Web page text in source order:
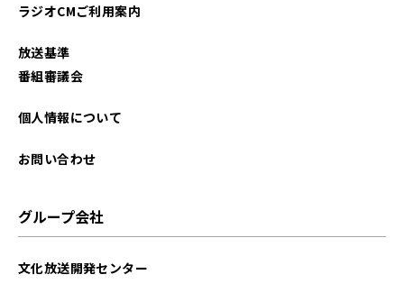
ラジオCMご利用案内
放送基準
番組審議会
個人情報について
お問い合わせ
グループ会社
文化放送開発センター